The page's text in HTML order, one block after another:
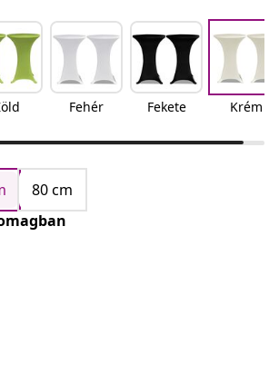
Fehér Fekete Krém
80 cm